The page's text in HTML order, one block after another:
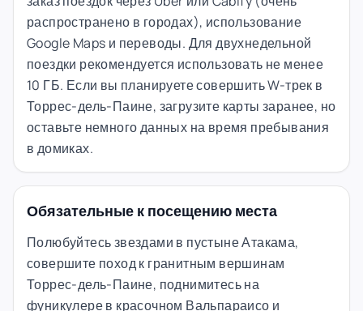
распространено в городах), использование
Google Maps и переводы. Для двухнедельной
поездки рекомендуется использовать не менее
10 ГБ. Если вы планируете совершить W-трек в
Торрес-дель-Паине, загрузите карты заранее, но
оставьте немного данных на время пребывания
в домиках.
Обязательные к посещению места
Полюбуйтесь звездами в пустыне Атакама,
совершите поход к гранитным вершинам
Торрес-дель-Паине, поднимитесь на
фуникулере в красочном Вальпараисо и